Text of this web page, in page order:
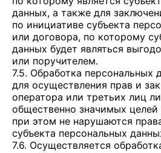
данных, а также для
по инициативе субъекта
или договора, по которому
данных будет являться
или поручителем.
7.5. Обработка персональных
для осуществления прав и
оператора или третьих лиц
общественно значимых целей
при этом не нарушаются
субъекта персональных
7.6. Осуществляется